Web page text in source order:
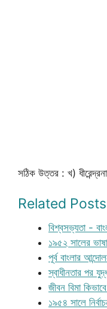
সঠিক উত্তর : খ)
Related
বিশ্বসভ্যতা -
১৯৫২ সালের
পূর্ব বাংলার
স্বাধীনতার পর
জীবন বিমা
১৯৫৪ সালে